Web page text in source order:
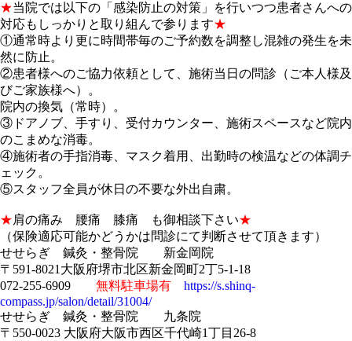
★当院では以下の「感染防止の対策」を行いつつ患者さんへの
対応もしっかりと取り組んで参ります★
①通常時より更に時間帯毎のご予約数を調整し混雑の発生を未
然に防止。
②患者様へのご協力依頼として、施術当日の問診（ご本人様及
びご家族様へ）。
院内の換気（常時）。
③ドアノブ、手すり、受付カウンター、施術スペースなど院内
のこまめな消毒。
④施術者の手指消毒、マスク着用、出勤時の検温などの体調チ
ェック。
⑤スタッフ全員が休日の不要な外出自粛。
★肩の痛み 腰痛 膝痛 も御相談下さい★
（保険適応可能かどうかは問診にて判断させて頂きます）
せせらぎ 鍼灸・整骨院 新金岡院
〒591-8021大阪府堺市北区新金岡町2丁5-1-18
072-255-6909 無料駐車場有
https://s.shinq-
compass.jp/salon/detail/31004/
せせらぎ 鍼灸・整骨院 九条院
〒550-0023 大阪府大阪市西区千代崎1丁目26-8